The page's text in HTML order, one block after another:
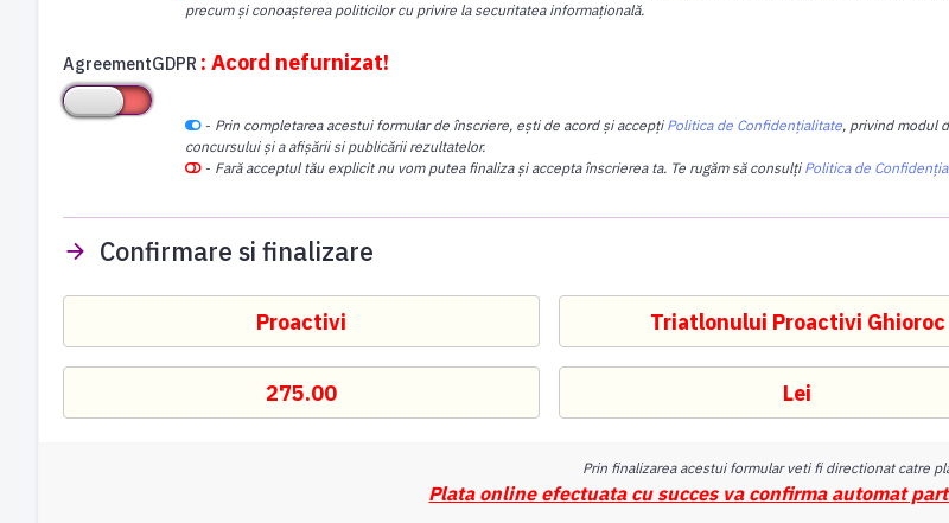
precum și conoașterea politicilor cu privire la securitatea informațională.
AgreementGDPR : Acord nefurnizat!
- Prin completarea acestui formular de înscriere, ești de acord și accepți Politica de Confidențialitate, privind modul
concursului și a afișării si publicării rezultatelor.
- Fară acceptul tău explicit nu vom putea finaliza și accepta înscrierea ta. Te rugăm să consulți Politica de
Confirmare si finalizare
Prin finalizarea acestui formular veti fi directionat catre
Plata online efectuata cu succes va confirma automat